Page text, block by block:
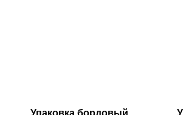
Упаковка бордовый